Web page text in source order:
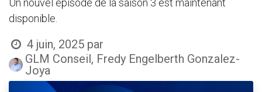
Un nouvel épisode de la saison 3 est maintenant
disponible.
4 juin, 2025 par
GLM Conseil, Fredy Engelberth Gonzalez-
Joya